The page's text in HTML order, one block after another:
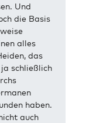
Und
die Basis
alles
das
schließlich
haben.
auch